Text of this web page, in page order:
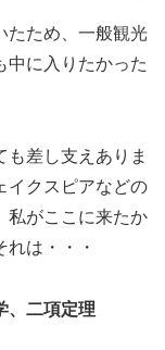
たため、一般観光
中に入りたかった
も差し支えありま
イクスピアなどの
私がここに来たか
は・・・
、二項定理